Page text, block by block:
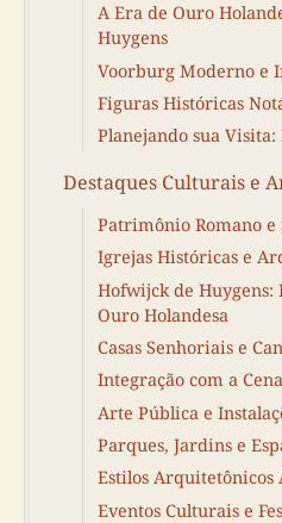
A Era de Ouro
Huygens
Voorburg Moderno e
Figuras Históricas
Planejando sua Visita:
Destaques Culturais e
Patrimônio Romano e
Igrejas Históricas e
Hofwijck de Huygens:
Ouro Holandesa
Casas Senhoriais e
Integração com a
Arte Pública e
Parques, Jardins e
Estilos Arquitetônicos
Eventos Culturais e